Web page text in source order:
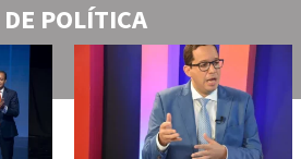
POLÍTICA